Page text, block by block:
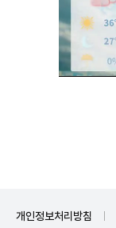
개인정보처리방침